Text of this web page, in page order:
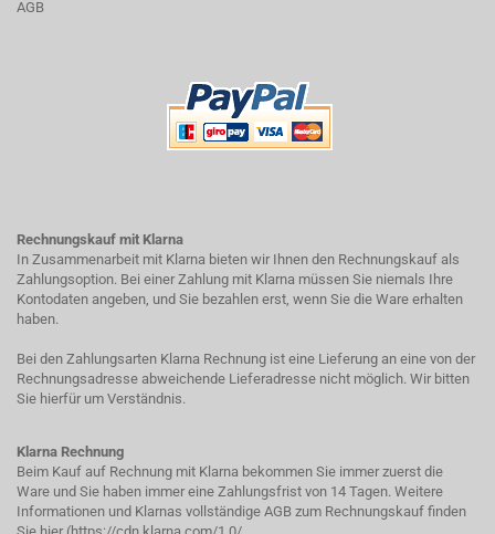
AGB
Rechnungskauf mit Klarna
In Zusammenarbeit mit Klarna bieten wir Ihnen den Rechnungskauf als
Zahlungsoption. Bei einer Zahlung mit Klarna müssen Sie niemals Ihre
Kontodaten angeben, und Sie bezahlen erst, wenn Sie die Ware erhalten
haben.
Bei den Zahlungsarten Klarna Rechnung ist eine Lieferung an eine von der
Rechnungsadresse abweichende Lieferadresse nicht möglich. Wir bitten
Sie hierfür um Verständnis.
Klarna Rechnung
Beim Kauf auf Rechnung mit Klarna bekommen Sie immer zuerst die
Ware und Sie haben immer eine Zahlungsfrist von 14 Tagen. Weitere
Informationen und Klarnas vollständige AGB zum Rechnungskauf finden